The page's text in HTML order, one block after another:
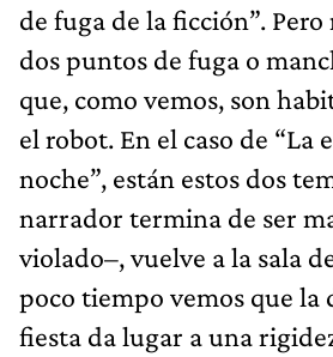
de fuga de la ficción”.
dos puntos de fuga o
que, como vemos, son
el robot. En el caso de “La
noche”, están estos dos
narrador termina de ser
violado–, vuelve a la sala
poco tiempo vemos que la
fiesta da lugar a una